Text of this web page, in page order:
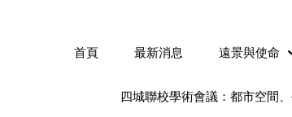
首頁 最新消息 遠景與使命
四城聯校學術會議：都市空間